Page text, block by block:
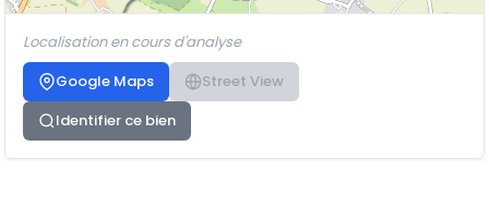
Localisation en cours d'analyse
Google Maps
Street View
Identifier ce bien